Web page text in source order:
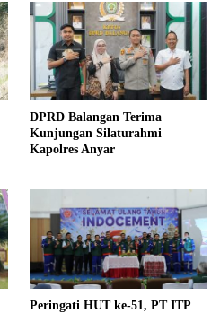
DPRD Balangan Terima
Kunjungan Silaturahmi
Kapolres Anyar
Peringati HUT ke-51, PT ITP